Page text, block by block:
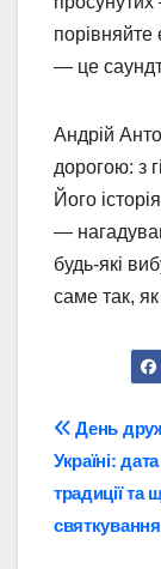
— це
Андрій
дорогою: з
Його
—
будь-які
саме так,
День
Україні:
традиції та
святкування